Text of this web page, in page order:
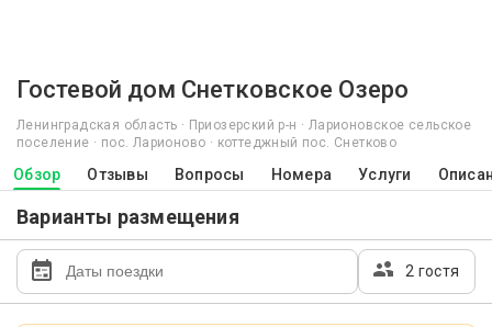
Гостевой дом Снетковское Озеро
Ленинградская область · Приозерский р-н · Ларионовское сельское
поселение · пос. Ларионово · коттеджный пос. Снетково
Обзор Отзывы Вопросы Номера Услуги
Варианты размещения
2 гостя